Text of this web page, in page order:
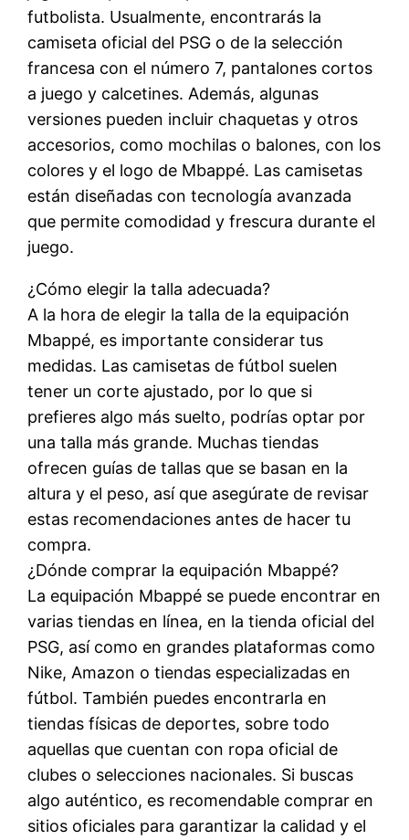
futbolista. Usualmente, encontrarás la
camiseta oficial del PSG o de la selección
francesa con el número 7, pantalones cortos
a juego y calcetines. Además, algunas
versiones pueden incluir chaquetas y otros
accesorios, como mochilas o balones, con los
colores y el logo de Mbappé. Las camisetas
están diseñadas con tecnología avanzada
que permite comodidad y frescura durante el
juego.
¿Cómo elegir la talla adecuada?
A la hora de elegir la talla de la equipación
Mbappé, es importante considerar tus
medidas. Las camisetas de fútbol suelen
tener un corte ajustado, por lo que si
prefieres algo más suelto, podrías optar por
una talla más grande. Muchas tiendas
ofrecen guías de tallas que se basan en la
altura y el peso, así que asegúrate de revisar
estas recomendaciones antes de hacer tu
compra.
¿Dónde comprar la equipación Mbappé?
La equipación Mbappé se puede encontrar en
varias tiendas en línea, en la tienda oficial del
PSG, así como en grandes plataformas como
Nike, Amazon o tiendas especializadas en
fútbol. También puedes encontrarla en
tiendas físicas de deportes, sobre todo
aquellas que cuentan con ropa oficial de
clubes o selecciones nacionales. Si buscas
algo auténtico, es recomendable comprar en
sitios oficiales para garantizar la calidad y el